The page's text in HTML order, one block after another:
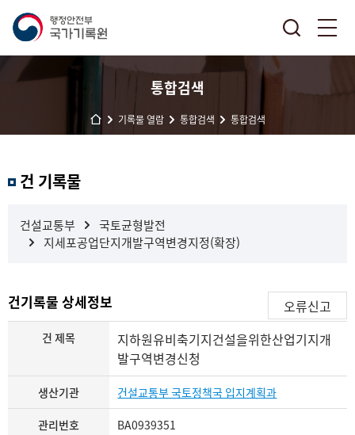
통합검색
기록물 열람 통합검색 통합검색
과 건 기록물
건설교통부
국토균형발전
지세포공업단지개발구역변경지정(확장)
건기록물 상세정보 오류신고
건 제목
지하원유비축기지건설을위한산업기지개
발구역변경신청
생산기관 건설교통부 국토정책국 입지계획과
관리번호 BA0939351